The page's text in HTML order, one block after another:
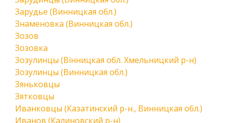
Зарудье (Винницкая обл.)
Знаменовка (Винницкая обл.)
Зозов
Зозовка
Зозулинцы (Вінницкая обл. Хмельницкий р-н)
Зозулинцы (Винницкая обл.)
Зяньковцы
Зятковцы
Иванковцы (Казатинский р-н., Винницкая обл.)
Иванов (Калиновский р-н)